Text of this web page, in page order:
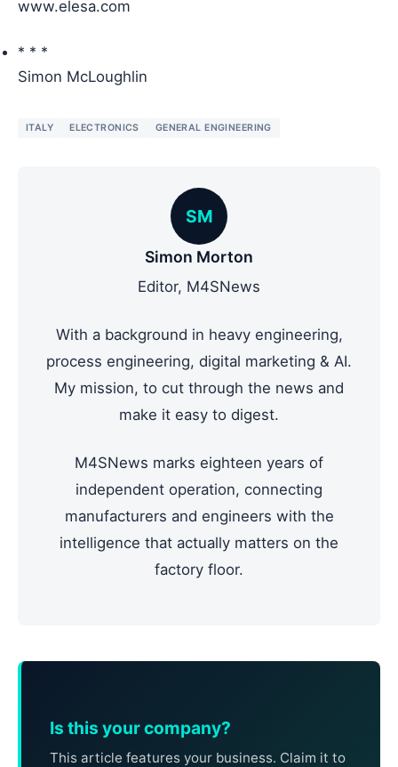
www.elesa.com
* * *
Simon McLoughlin
ITALY ELECTRONICS GENERAL ENGINEERING
SM
Simon Morton
Editor, M4SNews
With a background in heavy engineering,
process engineering, digital marketing & AI.
My mission, to cut through the news and
make it easy to digest.
M4SNews marks eighteen years of
independent operation, connecting
manufacturers and engineers with the
intelligence that actually matters on the
factory floor.
Is this your company?
This article features your business. Claim it to